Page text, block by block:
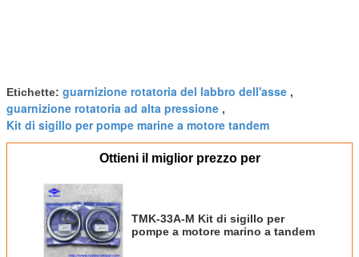
Etichette: guarnizione rotatoria del labbro dell'asse ,
guarnizione rotatoria ad alta pressione ,
Kit di sigillo per pompe marine a motore tandem
Ottieni il miglior prezzo per
TMK-33A-M Kit di sigillo per
pompe a motore marino a tandem